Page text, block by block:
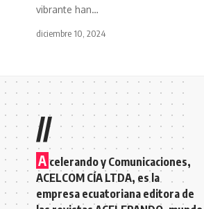
vibrante han…
diciembre 10, 2024
//
A celerando y Comunicaciones,
ACELCOM CÍA LTDA, es la
empresa ecuatoriana editora de